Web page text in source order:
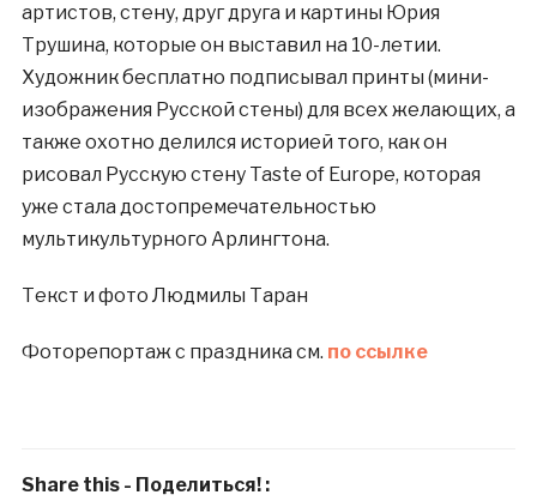
артистов, стену, друг друга и картины Юрия
Трушина, которые он выставил на 10-летии.
Художник бесплатно подписывал принты (мини-
изображения Русской стены) для всех желающих, а
также охотно делился историей того, как он
рисовал Русскую стену Taste of Europe, которая
уже стала достопремечательностью
мультикультурного Арлингтона.
Текст и фото Людмилы Таран
Фоторепортаж с праздника см. по ссылке
Share this - Поделиться! :